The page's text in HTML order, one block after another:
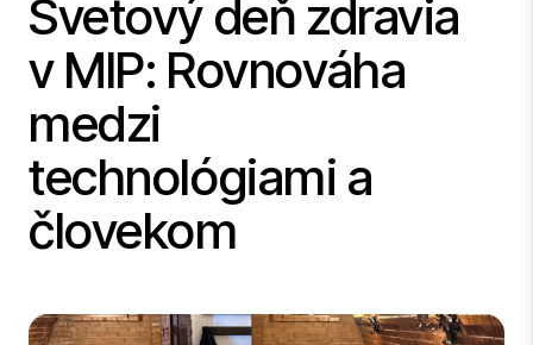
Svetový deň zdravia
v MIP: Rovnováha
medzi
technológiami a
človekom